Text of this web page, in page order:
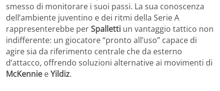
smesso di monitorare i suoi passi. La sua conoscenza
dell’ambiente juventino e dei ritmi della Serie A
rappresenterebbe perSpalletti un vantaggio tattico non
indifferente: un giocatore “pronto all’uso” capace di
agire sia da riferimento centrale che da esterno
d’attacco, offrendo soluzioni alternative ai movimenti di
McKennie eYildiz.